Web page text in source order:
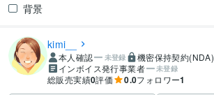
背景
kimi__
本人確認 未登録 機密保持契約(NDA)
インボイス発行事業者 未登録
総販売実績0評価 0.0フォロワー1